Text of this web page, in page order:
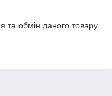
та обмін даного товару